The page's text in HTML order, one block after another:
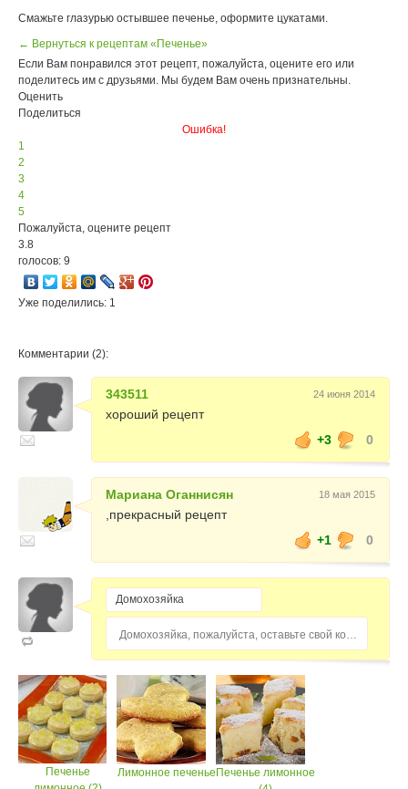
Смажьте глазурью остывшее печенье, оформите цукатами.
← Вернуться к рецептам «Печенье»
Если Вам понравился этот рецепт, пожалуйста, оцените его или
поделитесь им с друзьями. Мы будем Вам очень признательны.
Оценить
Поделиться
Ошибка!
1
2
3
4
5
Пожалуйста, оцените рецепт
3.8
голосов: 9
Уже поделились: 1
Комментарии (2):
343511 24 июня 2014
хороший рецепт
+3
0
Мариана Оганнисян 18 мая 2015
,прекрасный рецепт
+1
0
Печенье
Лимонное печеньеПеченье лимонное